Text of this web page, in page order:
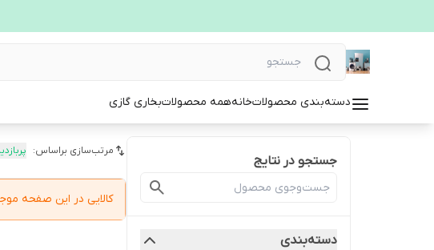
دسته‌بندی محصولاتخانههمه محصولاتبخاری گازی
جستجو در نتایج
دسته‌بندی
مرتب‌سازی براساس:
کالایی در این صفحه